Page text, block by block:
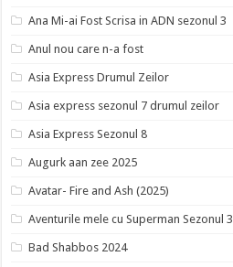
Ana Mi-ai Fost Scrisa in ADN sezonul 3
Anul nou care n-a fost
Asia Express Drumul Zeilor
Asia express sezonul 7 drumul zeilor
Asia Express Sezonul 8
Augurk aan zee 2025
Avatar- Fire and Ash (2025)
Aventurile mele cu Superman Sezonul 3
Bad Shabbos 2024